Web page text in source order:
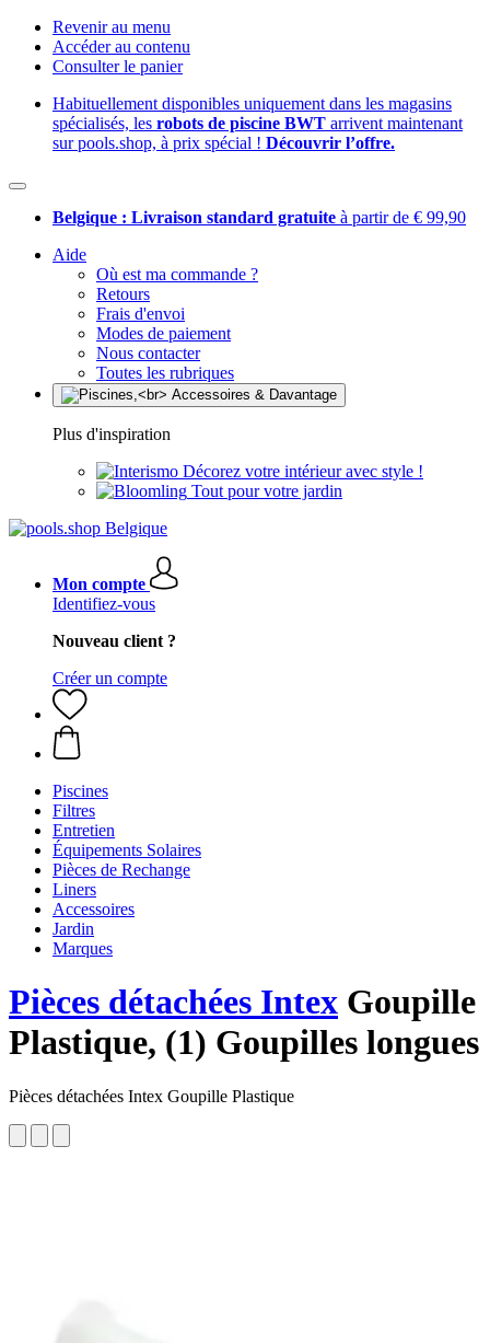
Revenir au menu
Accéder au contenu
Consulter le panier
Habituellement disponibles uniquement dans les magasins
spécialisés, les robots de piscine BWT arrivent maintenant
sur pools.shop, à prix spécial ! Découvrir l’offre.
Belgique : Livraison standard gratuite à partir de € 99,90
Aide
Où est ma commande ?
Retours
Frais d'envoi
Modes de paiement
Nous contacter
Toutes les rubriques
Plus d'inspiration
Décorez votre intérieur avec style !
Tout pour votre jardin
Mon compte
Identifiez-vous
Nouveau client ?
Créer un compte
Piscines
Filtres
Entretien
Équipements Solaires
Pièces de Rechange
Liners
Accessoires
Jardin
Marques
Pièces détachées Intex Goupille
Plastique, (1) Goupilles longues
Pièces détachées Intex Goupille Plastique